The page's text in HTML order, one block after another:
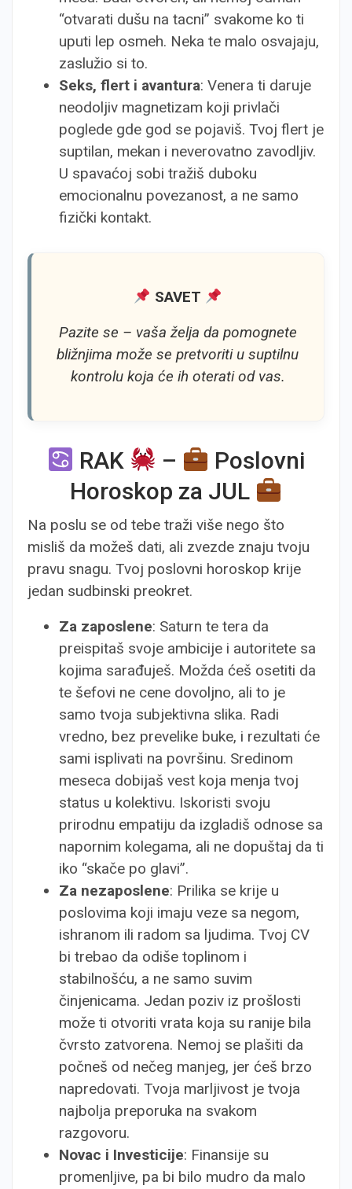
“otvarati dušu na tacni” svakome ko ti
uputi lep osmeh. Neka te malo osvajaju,
zaslužio si to.
Seks, flert i avantura: Venera ti daruje
neodoljiv magnetizam koji privlači
poglede gde god se pojaviš. Tvoj flert je
suptilan, mekan i neverovatno zavodljiv.
U spavaćoj sobi tražiš duboku
emocionalnu povezanost, a ne samo
fizički kontakt.
SAVET
Pazite se – vaša želja da pomognete
bližnjima može se pretvoriti u suptilnu
kontrolu koja će ih oterati od vas.
RAK –
Poslovni
Horoskop za JUL
Na poslu se od tebe traži više nego što
misliš da možeš dati, ali zvezde znaju tvoju
pravu snagu. Tvoj poslovni horoskop krije
jedan sudbinski preokret.
Za zaposlene: Saturn te tera da
preispitaš svoje ambicije i autoritete sa
kojima sarađuješ. Možda ćeš osetiti da
te šefovi ne cene dovoljno, ali to je
samo tvoja subjektivna slika. Radi
vredno, bez prevelike buke, i rezultati će
sami isplivati na površinu. Sredinom
meseca dobijaš vest koja menja tvoj
status u kolektivu. Iskoristi svoju
prirodnu empatiju da izgladiš odnose sa
napornim kolegama, ali ne dopuštaj da ti
iko “skače po glavi”.
Za nezaposlene: Prilika se krije u
poslovima koji imaju veze sa negom,
ishranom ili radom sa ljudima. Tvoj CV
bi trebao da odiše toplinom i
stabilnošću, a ne samo suvim
činjenicama. Jedan poziv iz prošlosti
može ti otvoriti vrata koja su ranije bila
čvrsto zatvorena. Nemoj se plašiti da
počneš od nečeg manjeg, jer ćeš brzo
napredovati. Tvoja marljivost je tvoja
najbolja preporuka na svakom
razgovoru.
Novac i Investicije: Finansije su
promenljive, pa bi bilo mudro da malo